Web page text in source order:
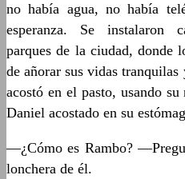
no había agua, no había
esperanza. Se instalaron
parques de la ciudad, donde
de añorar sus vidas
acostó en el pasto, usando
Daniel acostado en su
—¿Cómo es Rambo?
lonchera de él.